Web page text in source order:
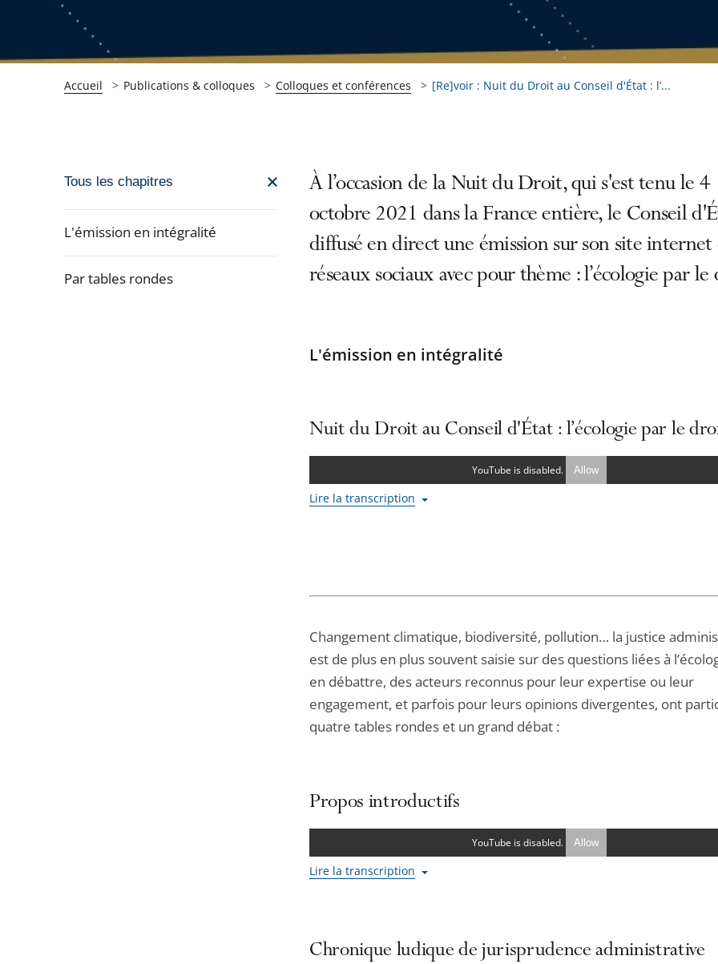
Accueil Publications & colloques Colloques et conférences [Re]voir : Nuit du Droit au Conseil d'État : l’...
Passer
navigation
l'article
Tous les chapitres
L'émission en intégralité
Par tables rondes
À l’occasion de la Nuit du Droit, qui s'est tenu le 4
octobre 2021 dans la France entière, le Conseil
diffusé en direct une émission sur son site internet
réseaux sociaux avec pour thème : l’écologie par le
L'émission en intégralité
Nuit du Droit au Conseil d'État : l’écologie par le
YouTube is disabled. Allow
Lire la transcription
Changement climatique, biodiversité, pollution… la justice
est de plus en plus souvent saisie sur des questions liées à
en débattre, des acteurs reconnus pour leur expertise ou leur
engagement, et parfois pour leurs opinions divergentes, ont
quatre tables rondes et un grand débat :
Propos introductifs
YouTube is disabled. Allow
Lire la transcription
Chronique ludique de jurisprudence administrative